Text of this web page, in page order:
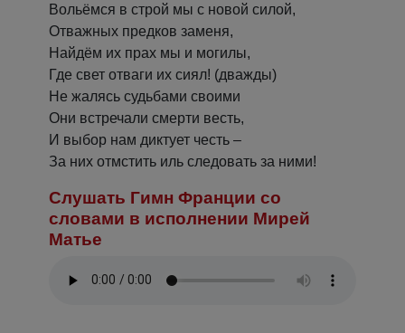
Вольёмся в строй мы с новой силой,
Отважных предков заменя,
Найдём их прах мы и могилы,
Где свет отваги их сиял! (дважды)
Не жалясь судьбами своими
Они встречали смерти весть,
И выбор нам диктует честь –
За них отмстить иль следовать за ними!
Слушать Гимн Франции со
словами в исполнении Мирей
Матье